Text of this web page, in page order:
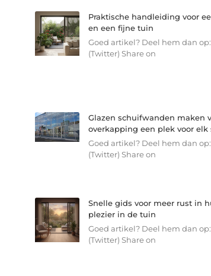
Praktische handleiding voor
en een fijne tuin
Goed artikel? Deel hem dan
(Twitter) Share on
Glazen schuifwanden maken
overkapping een plek voor elk
Goed artikel? Deel hem dan
(Twitter) Share on
Snelle gids voor meer rust in
plezier in de tuin
Goed artikel? Deel hem dan
(Twitter) Share on